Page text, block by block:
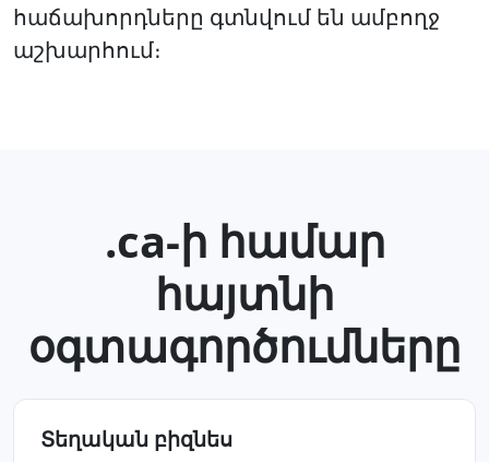
հաճախորդները գտնվում են ամբողջ
աշխարհում։
.ca-ի համար
հայտնի
օգտագործումները
Տեղական բիզնես